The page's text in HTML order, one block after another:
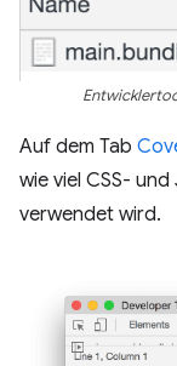
Auf dem Tab
wie viel CSS-
verwendet wird.